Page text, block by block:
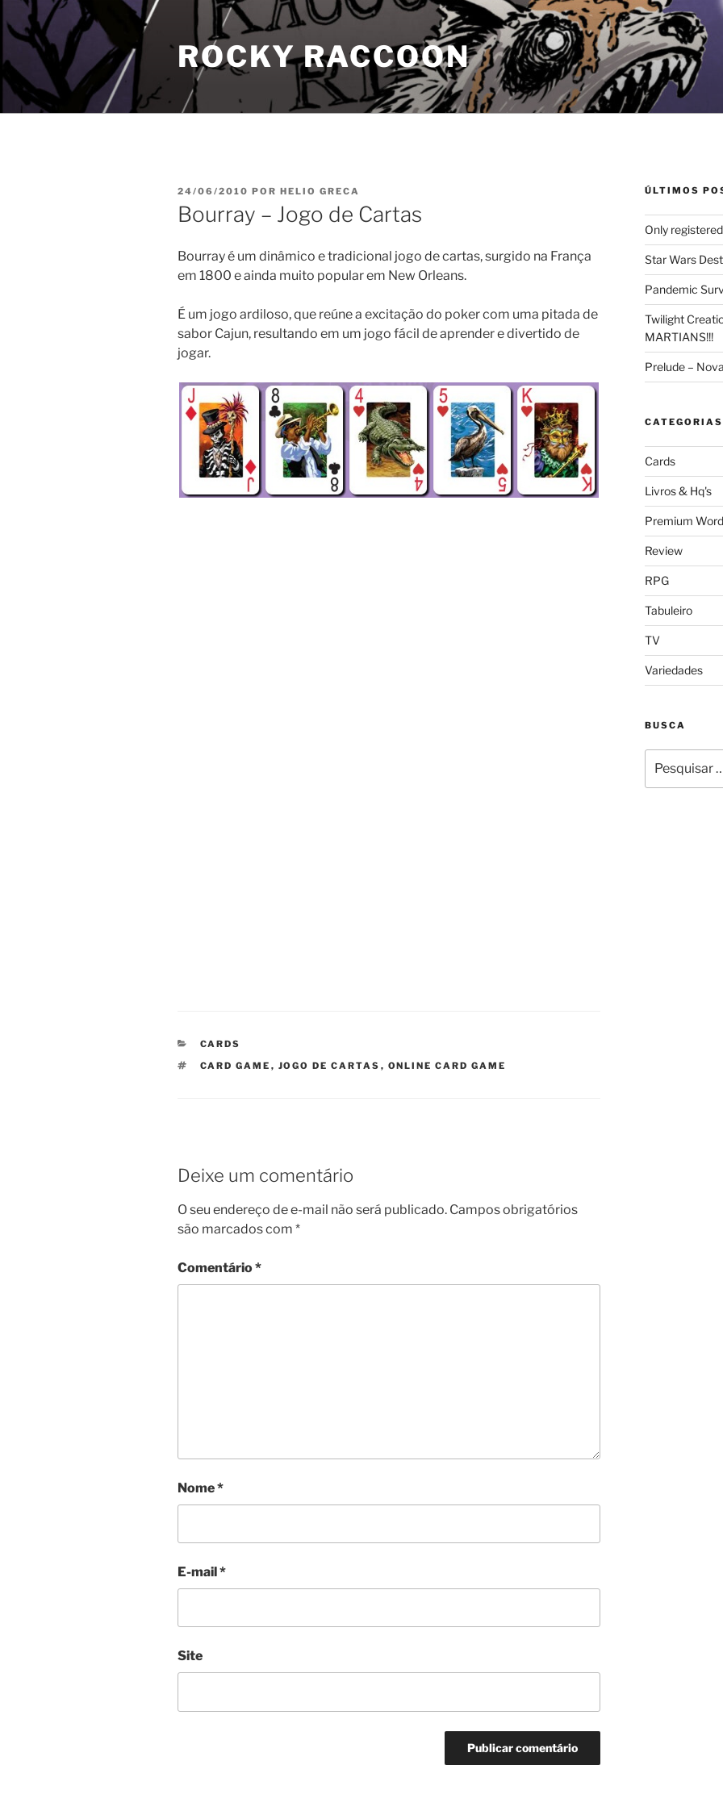
Pular
para
conteúdo
ROCKY RACCOON
PUBLICADO
EM
24/06/2010 POR HELIO GRECA
Bourray – Jogo de Cartas
Bourray é um dinâmico e tradicional jogo de cartas, surgido na França
em 1800 e ainda muito popular em New Orleans.
É um jogo ardiloso, que reúne a excitação do poker com uma pitada de
sabor Cajun, resultando em um jogo fácil de aprender e divertido de
jogar.
CATEGORIAS
CARDS
TAGS
CARD GAME , JOGO DE CARTAS , ONLINE CARD GAME
Deixe um comentário
O seu endereço de e-mail não será publicado. Campos obrigatórios
são marcados com *
Comentário*
Nome*
E-mail*
Site
ÚLTIMOS
Only
Star Wars
Pandemic
Twilight
MARTIANS!!!
Prelude –
CATEGORIAS
Cards
Livros & Hq's
Premium
Review
RPG
Tabuleiro
TV
Variedades
BUSCA
por: